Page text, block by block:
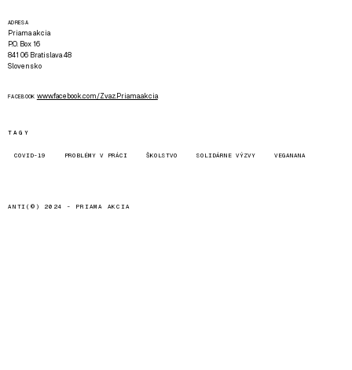
ADRESA
Priama akcia
P.O. Box 16
841 06 Bratislava 48
Slovensko
FACEBOOK www.facebook.com/Zvaz.Priama.akcia
TAGY
COVID-19 PROBLÉMY V PRÁCI ŠKOLSTVO SOLIDÁRNE VÝZVY VEGANANA
ANTI(©) 2024 - PRIAMA AKCIA